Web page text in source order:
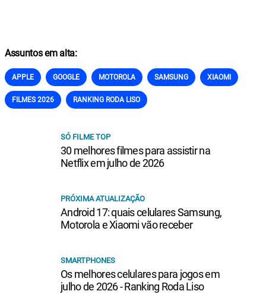
Assuntos em alta:
APPLE GOOGLE MOTOROLA SAMSUNG XIAOMI
FILMES 2026 RANKING RODA LISO
SÓ FILME TOP
30 melhores filmes para assistir na
Netflix em julho de 2026
PRÓXIMA ATUALIZAÇÃO
Android 17: quais celulares Samsung,
Motorola e Xiaomi vão receber
SMARTPHONES
Os melhores celulares para jogos em
julho de 2026 - Ranking Roda Liso